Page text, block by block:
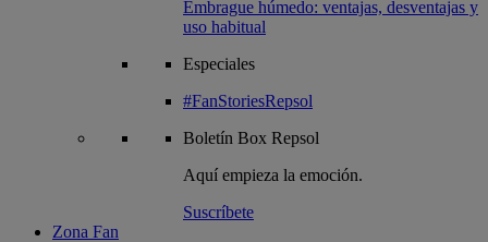
Embrague húmedo: ventajas, desventajas y
uso habitual
Especiales
#FanStoriesRepsol
Boletín Box Repsol
Aquí empieza la emoción.
Suscríbete
Zona Fan